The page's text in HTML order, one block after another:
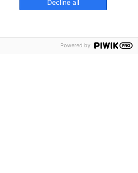
Decline all
Powered by